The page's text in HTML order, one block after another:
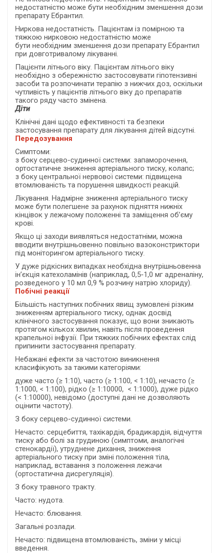
недостатністю може бути необхідним зменшення дози
препарату Ебрантил.
Ниркова недостатність. Пацієнтам із помірною та
тяжкою нирковою недостатністю може
бути необхідним зменшення дози препарату Ебрантил
при довготривалому лікуванні.
Пацієнти літнього віку. Пацієнтам літнього віку
необхідно з обережністю застосовувати гіпотензивні
засоби та розпочинати терапію з нижчих доз, оскільки
чутливість у пацієнтів літнього віку до препаратів
такого ряду часто змінена.
Діти
Клінічні дані щодо ефективності та безпеки
застосування препарату для лікування дітей відсутні.
Передозування
Симптоми:
з боку серцево-судинної системи: запаморочення,
ортостатичне зниження артеріального тиску, колапс;
з боку центральної нервової системи: підвищена
втомлюваність та порушення швидкості реакцій.
Лікування. Надмірне зниження артеріального тиску
може бути полегшене за рахунок підняття нижніх
кінцівок у лежачому положенні та заміщення об’єму
крові.
Якщо ці заходи виявляться недостатніми, можна
вводити внутрішньовенно повільно вазоконстриктори
під моніторингом артеріального тиску.
У дуже рідкісних випадках необхідна внутрішньовенна
ін’єкція катехоламінів (наприклад, 0,5-1,0 мг адреналіну,
розведеного у 10 мл 0,9 % розчину натрію хлориду).
Побічні реакції
Більшість наступних побічних явищ зумовлені різким
зниженням артеріального тиску, однак досвід
клінічного застосування показує, що вони зникають
протягом кількох хвилин, навіть після проведення
крапельної інфузії. При тяжких побічних ефектах слід
припинити застосування препарату.
Небажані ефекти за частотою виникнення
класифікують за такими категоріями:
дуже часто (≥ 1:10), часто (≥ 1:100, < 1:10), нечасто (≥
1:1000, < 1:100), рідко (≥ 1:10000, < 1:1000), дуже рідко
(< 1:10000), невідомо (доступні дані не дозволяють
оцінити частоту).
З боку серцево-судинної системи.
Нечасто: серцебиття, тахікардія, брадикардія, відчуття
тиску або болі за грудиною (симптоми, аналогічні
стенокардії), утруднене дихання, зниження
артеріального тиску при зміні положення тіла,
наприклад, вставання з положення лежачи
(ортостатична дисрегуляція).
З боку травного тракту.
Часто: нудота.
Нечасто: блювання.
Загальні розлади.
Нечасто: підвищена втомлюваність, зміни у місці
введення.